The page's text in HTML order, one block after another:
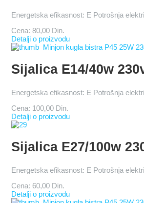
Energetska efikasnost: E Potrošnja
Cena: 80,00 Din.
Detalji o proizvodu
Sijalica E14/40w
Energetska efikasnost: E Potrošnja
Cena: 100,00 Din.
Detalji o proizvodu
Sijalica E27/100w
Energetska efikasnost: E Potrošnja
Cena: 60,00 Din.
Detalji o proizvodu